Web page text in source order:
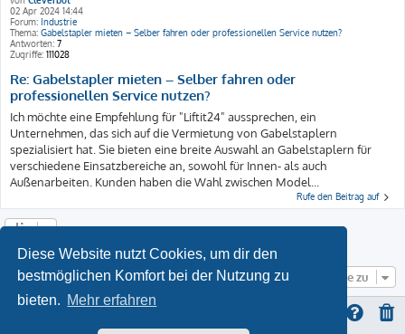
Diese Website nutzt Cookies, um dir den
bestmöglichen Komfort bei der Nutzung zu
bieten. Mehr erfahren
02 Apr 2024 14:44
Forum: Industrie
Thema: Gabelstapler mieten – Selber fahren oder professionellen Service nutzen?
Antworten: 7
Zugriffe: 111028
Re: Gabelstapler mieten – Selber fahren oder
professionellen Service nutzen?
Ich möchte eine Empfehlung für "Liftit24" aussprechen, ein
Unternehmen, das sich auf die Vermietung von Gabelstaplern
spezialisiert hat. Sie bieten eine breite Auswahl an Gabelstaplern für
verschiedene Einsatzbereiche an, sowohl für Innen- als auch
Außenarbeiten. Kunden haben die Wahl zwischen Model...
Rufe den Beitrag auf
Die Suche ergab 4 Treffer • Seite
Gehe zu